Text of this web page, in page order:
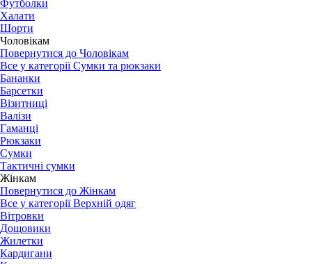
Футболки
Халати
Шорти
Чоловікам
Повернутися до Чоловікам
Все у категорії Сумки та рюкзаки
Бананки
Барсетки
Візитниці
Валізи
Гаманці
Рюкзаки
Сумки
Тактичні сумки
Жінкам
Повернутися до Жінкам
Все у категорії Верхній одяг
Вітровки
Дощовики
Жилетки
Кардигани